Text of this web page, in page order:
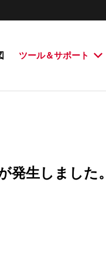
ツール＆サポート
発生しました。